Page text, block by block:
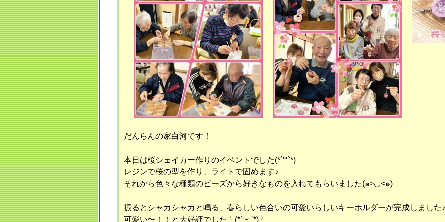
だんらんの家白河です！
本日は桜シェイカー作りのイベントでした(*´꒳`*)
レジンで桜の型を作り、ライトで固めます♪
それから色々な種類のビーズから好きなものを入れてもらいました(๑>◡<๑)
振るとシャカシャカと鳴る、春らしい色合いの可愛いらしいキーホルダーが完成しました♪
可愛い〜！！と大好評でした╰(*´︶`*)╯